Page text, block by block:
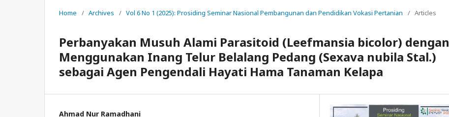
Home / Archives / Vol 6 No 1 (2025): Prosiding Seminar Nasional Pembangunan dan Pendidikan Vokasi Pertanian / Articles
Perbanyakan Musuh Alami Parasitoid (Leefmansia bicolor) dengan
Menggunakan Inang Telur Belalang Pedang (Sexava nubila Stal.)
sebagai Agen Pengendali Hayati Hama Tanaman Kelapa
Ahmad Nur Ramadhani